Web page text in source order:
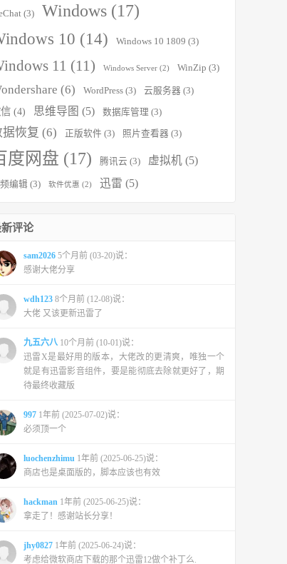
(3) Windows (17)
10 (14) Windows 10 1809 (3)
11 (11) Windows Server (2) WinZip (3)
(6) WordPress (3) 云服务器 (3)
(4) 思维导图 (5) 数据库管理 (3)
据恢复 (6) 正版软件 (3) 照片查看器 (3)
度网盘 (17) 腾讯云 (3) 虚拟机 (5)
编辑 (3) 软件优惠 (2) 迅雷 (5)
评论
sam2026 5个月前 (03-20)说：
感谢大佬分享
wdh123 8个月前 (12-08)说：
大佬 又该更新迅雷了
九五六八 10个月前 (10-01)说：
迅雷X是最好用的版本，大佬改的更清爽，唯独一个
就是有迅雷影音组件，要是能彻底去除就更好了，期
待最终收藏版
997 1年前 (2025-07-02)说：
必须顶一个
luochenzhimu 1年前 (2025-06-25)说：
商店也是桌面版的，脚本应该也有效
hackman 1年前 (2025-06-25)说：
拿走了！感谢站长分享！
jhy0827 1年前 (2025-06-24)说：
考虑给微软商店下载的那个迅雷12做个补丁么.